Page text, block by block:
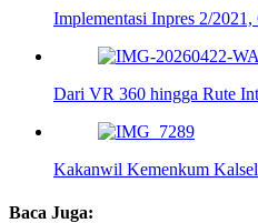
Implementasi Inpres 2/
Dari VR 360 hingga Rute
Kakanwil Kemenkum
Baca Juga: